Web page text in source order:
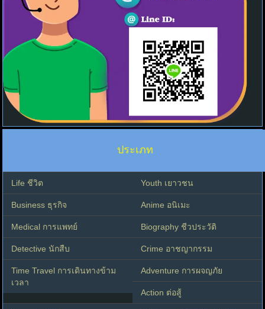
ประเภท
Life ชีวิต Youth เยาวชน
Business ธุรกิจ Anime อนิเมะ
Medical การแพทย์ Biography ชีวประวัติ
Detective นักสืบ Crime อาชญากรรม
Time Travel การเดินทางข้าม
เวลา
Adventure การผจญภัย
Action ต่อสู้